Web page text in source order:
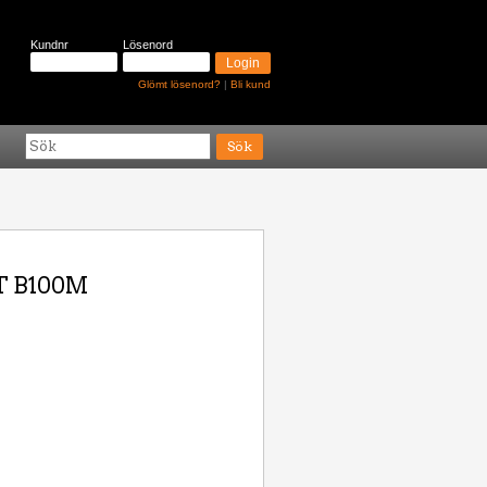
Kundnr Lösenord
Glömt lösenord? | Bli kund
B100M